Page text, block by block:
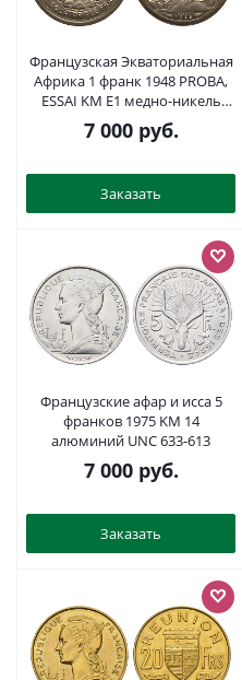
Французская Экваториальная
Африка 1 франк 1948 PROBA,
ESSAI KM E1 медно-никель
UNC 5010-725
7 000руб.
Заказать
Французские афар и исса 5
франков 1975 KM 14
алюминий UNC 633-613
7 000руб.
Заказать